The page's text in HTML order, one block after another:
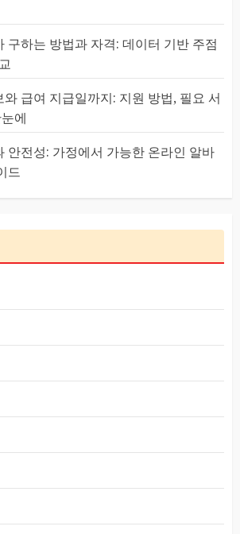
구하는 방법과 자격: 데이터 기반 주점
급여 지급일까지: 지원 방법, 필요 서
에
안전성: 가정에서 가능한 온라인 알바
드